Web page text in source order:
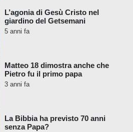
L’agonia di Gesù Cristo nel
giardino del Getsemani
5 anni fa
Matteo 18 dimostra anche che
Pietro fu il primo papa
3 anni fa
La Bibbia ha previsto 70 anni
senza Papa?